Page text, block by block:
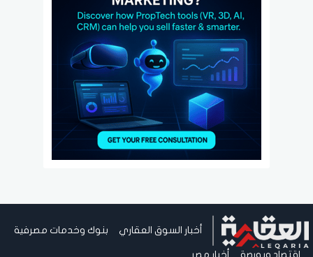
أخبار السوق العقاري بنوك وخدمات مصرفية
اقتصاد وبورصة أخبار مصر